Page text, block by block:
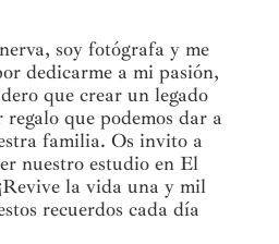
soy fotógrafa y me
dedicarme a mi pasión,
que crear un legado
que podemos dar a
familia. Os invito a
nuestro estudio en El
la vida una y mil
recuerdos cada día